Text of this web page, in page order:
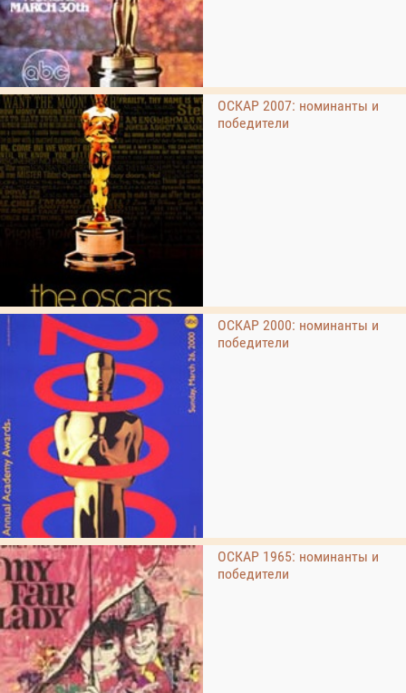
ОСКАР 2007: номинанты и
победители
ОСКАР 2000: номинанты и
победители
ОСКАР 1965: номинанты и
победители